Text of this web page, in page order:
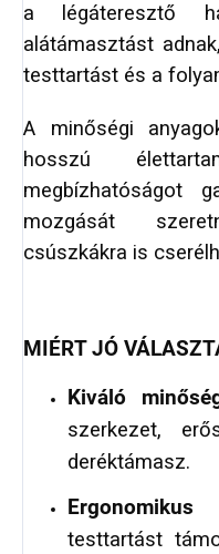
a légáteresztő
alátámasztást
testtartást és a
A minőségi
hosszú
megbízhatóságot
mozgását
csúszkákra is
MIÉRT JÓ
Kiváló
szerkezet,
deréktámasz.
Ergonomikus
testtartást